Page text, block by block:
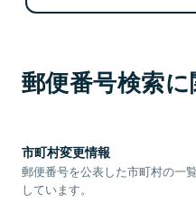
郵便番号検索
市町村変更情報
郵便番号を公表した市町村の一
しています。